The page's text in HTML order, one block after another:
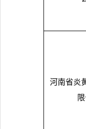
河南省炎